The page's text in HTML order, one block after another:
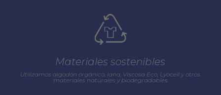
Materiales sostenibles
Utilizamos algodón orgánico, lana, Viscosa Eco, Lyocell y otros
materiales naturales y biodegradables